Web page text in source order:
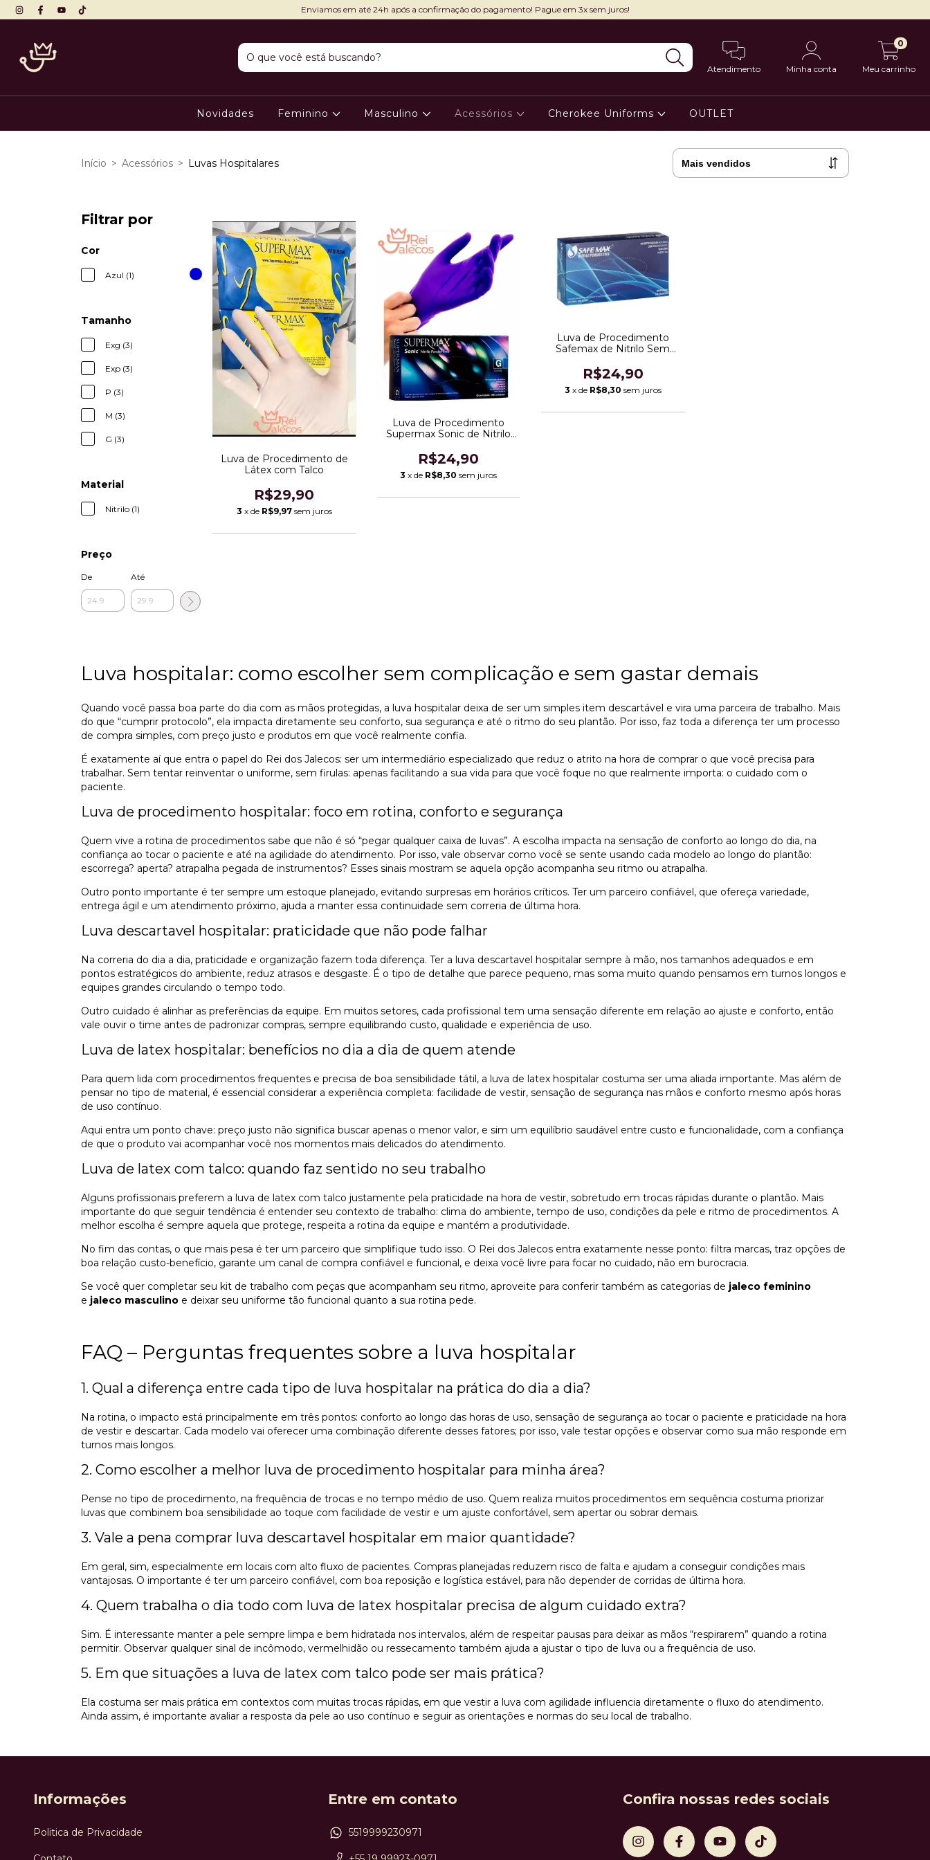
Enviamos em até 24h após a confirmação do pagamento! Pague em 3x sem juros!
Atendimento Minha conta Meu carrinho
0
Novidades Feminino Masculino Acessórios Cherokee Uniforms OUTLET
Início > Acessórios > Luvas Hospitalares
Filtrar por
Cor
Azul (1)
Tamanho
Exg (3)
Exp (3)
P (3)
M (3)
G (3)
Material
Nitrilo (1)
Preço
De Até
Luva de Procedimento de
Látex com Talco
R$29,90
3 x de R$9,97 sem juros
Luva de Procedimento
Supermax Sonic de Nitrilo
R$24,90
3 x de R$8,30 sem juros
Luva de Procedimento
Safemax de Nitrilo Sem
R$24,90
3 x de R$8,30 sem juros
Luva hospitalar: como escolher sem complicação e sem gastar demais
Quando você passa boa parte do dia com as mãos protegidas, a luva hospitalar deixa de ser um simples item descartável e vira uma parceira de trabalho. Mais
do que “cumprir protocolo”, ela impacta diretamente seu conforto, sua segurança e até o ritmo do seu plantão. Por isso, faz toda a diferença ter um processo
de compra simples, com preço justo e produtos em que você realmente confia.
É exatamente aí que entra o papel do Rei dos Jalecos: ser um intermediário especializado que reduz o atrito na hora de comprar o que você precisa para
trabalhar. Sem tentar reinventar o uniforme, sem firulas: apenas facilitando a sua vida para que você foque no que realmente importa: o cuidado com o
paciente.
Luva de procedimento hospitalar: foco em rotina, conforto e segurança
Quem vive a rotina de procedimentos sabe que não é só “pegar qualquer caixa de luvas”. A escolha impacta na sensação de conforto ao longo do dia, na
confiança ao tocar o paciente e até na agilidade do atendimento. Por isso, vale observar como você se sente usando cada modelo ao longo do plantão:
escorrega? aperta? atrapalha pegada de instrumentos? Esses sinais mostram se aquela opção acompanha seu ritmo ou atrapalha.
Outro ponto importante é ter sempre um estoque planejado, evitando surpresas em horários críticos. Ter um parceiro confiável, que ofereça variedade,
entrega ágil e um atendimento próximo, ajuda a manter essa continuidade sem correria de última hora.
Luva descartavel hospitalar: praticidade que não pode falhar
Na correria do dia a dia, praticidade e organização fazem toda diferença. Ter a luva descartavel hospitalar sempre à mão, nos tamanhos adequados e em
pontos estratégicos do ambiente, reduz atrasos e desgaste. É o tipo de detalhe que parece pequeno, mas soma muito quando pensamos em turnos longos e
equipes grandes circulando o tempo todo.
Outro cuidado é alinhar as preferências da equipe. Em muitos setores, cada profissional tem uma sensação diferente em relação ao ajuste e conforto, então
vale ouvir o time antes de padronizar compras, sempre equilibrando custo, qualidade e experiência de uso.
Luva de latex hospitalar: benefícios no dia a dia de quem atende
Para quem lida com procedimentos frequentes e precisa de boa sensibilidade tátil, a luva de latex hospitalar costuma ser uma aliada importante. Mas além de
pensar no tipo de material, é essencial considerar a experiência completa: facilidade de vestir, sensação de segurança nas mãos e conforto mesmo após horas
de uso contínuo.
Aqui entra um ponto chave: preço justo não significa buscar apenas o menor valor, e sim um equilíbrio saudável entre custo e funcionalidade, com a confiança
de que o produto vai acompanhar você nos momentos mais delicados do atendimento.
Luva de latex com talco: quando faz sentido no seu trabalho
Alguns profissionais preferem a luva de latex com talco justamente pela praticidade na hora de vestir, sobretudo em trocas rápidas durante o plantão. Mais
importante do que seguir tendência é entender seu contexto de trabalho: clima do ambiente, tempo de uso, condições da pele e ritmo de procedimentos. A
melhor escolha é sempre aquela que protege, respeita a rotina da equipe e mantém a produtividade.
No fim das contas, o que mais pesa é ter um parceiro que simplifique tudo isso. O Rei dos Jalecos entra exatamente nesse ponto: filtra marcas, traz opções de
boa relação custo-benefício, garante um canal de compra confiável e funcional, e deixa você livre para focar no cuidado, não em burocracia.
Se você quer completar seu kit de trabalho com peças que acompanham seu ritmo, aproveite para conferir também as categorias de jaleco feminino
e jaleco masculino e deixar seu uniforme tão funcional quanto a sua rotina pede.
FAQ – Perguntas frequentes sobre a luva hospitalar
1. Qual a diferença entre cada tipo de luva hospitalar na prática do dia a dia?
Na rotina, o impacto está principalmente em três pontos: conforto ao longo das horas de uso, sensação de segurança ao tocar o paciente e praticidade na hora
de vestir e descartar. Cada modelo vai oferecer uma combinação diferente desses fatores; por isso, vale testar opções e observar como sua mão responde em
turnos mais longos.
2. Como escolher a melhor luva de procedimento hospitalar para minha área?
Pense no tipo de procedimento, na frequência de trocas e no tempo médio de uso. Quem realiza muitos procedimentos em sequência costuma priorizar
luvas que combinem boa sensibilidade ao toque com facilidade de vestir e um ajuste confortável, sem apertar ou sobrar demais.
3. Vale a pena comprar luva descartavel hospitalar em maior quantidade?
Em geral, sim, especialmente em locais com alto fluxo de pacientes. Compras planejadas reduzem risco de falta e ajudam a conseguir condições mais
vantajosas. O importante é ter um parceiro confiável, com boa reposição e logística estável, para não depender de corridas de última hora.
4. Quem trabalha o dia todo com luva de latex hospitalar precisa de algum cuidado extra?
Sim. É interessante manter a pele sempre limpa e bem hidratada nos intervalos, além de respeitar pausas para deixar as mãos “respirarem” quando a rotina
permitir. Observar qualquer sinal de incômodo, vermelhidão ou ressecamento também ajuda a ajustar o tipo de luva ou a frequência de uso.
5. Em que situações a luva de latex com talco pode ser mais prática?
Ela costuma ser mais prática em contextos com muitas trocas rápidas, em que vestir a luva com agilidade influencia diretamente o fluxo do atendimento.
Ainda assim, é importante avaliar a resposta da pele ao uso contínuo e seguir as orientações e normas do seu local de trabalho.
Informações
Politica de Privacidade
Entre em contato
5519999230971
Confira nossas redes sociais